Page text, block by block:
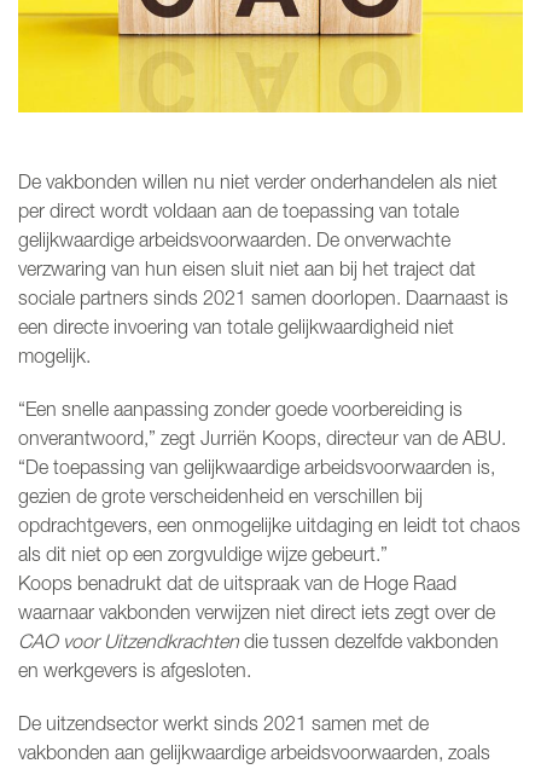
De vakbonden willen nu niet verder onderhandelen als niet
per direct wordt voldaan aan de toepassing van totale
gelijkwaardige arbeidsvoorwaarden. De onverwachte
verzwaring van hun eisen sluit niet aan bij het traject dat
sociale partners sinds 2021 samen doorlopen. Daarnaast is
een directe invoering van totale gelijkwaardigheid niet
mogelijk.
“Een snelle aanpassing zonder goede voorbereiding is
onverantwoord,” zegt Jurriën Koops, directeur van de ABU.
“De toepassing van gelijkwaardige arbeidsvoorwaarden is,
gezien de grote verscheidenheid en verschillen bij
opdrachtgevers, een onmogelijke uitdaging en leidt tot chaos
als dit niet op een zorgvuldige wijze gebeurt.”
Koops benadrukt dat de uitspraak van de Hoge Raad
waarnaar vakbonden verwijzen niet direct iets zegt over de
CAO voor Uitzendkrachten die tussen dezelfde vakbonden
en werkgevers is afgesloten.
De uitzendsector werkt sinds 2021 samen met de
vakbonden aan gelijkwaardige arbeidsvoorwaarden, zoals